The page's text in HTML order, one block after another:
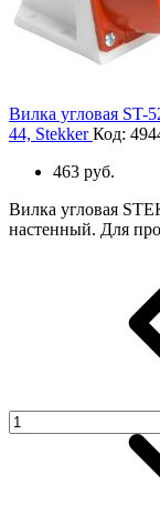
Вилка угловая ST-
44, StekkerКод:
463 руб.
Вилка угловая
настенный. Для